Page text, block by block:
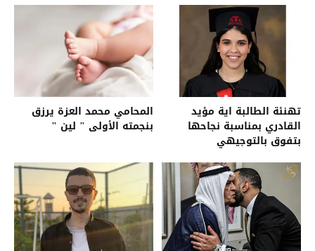
تهنئة الطالبة اية مؤيد
القادري بمناسبة نجاحها
بتفوق بالتوجيهي
المحامي محمد العزة يرزق
بنجمته الأولى " لين "